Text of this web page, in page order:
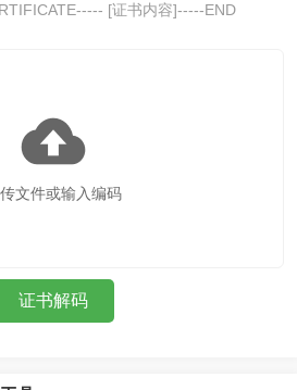
[证书内容]-----END
传文件或输入编码
证书解码